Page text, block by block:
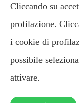
Cliccando su
profilazione.
i cookie di
possibile
attivare.